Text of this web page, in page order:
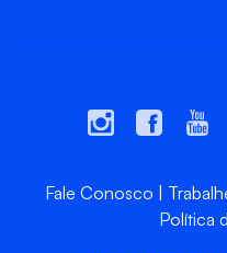
Fale Conosco
Política